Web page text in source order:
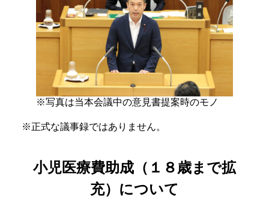
※写真は当本会議中の意見書提案時のモノ
※正式な議事録ではありません。
小児医療費助成（１８歳まで拡
充）について